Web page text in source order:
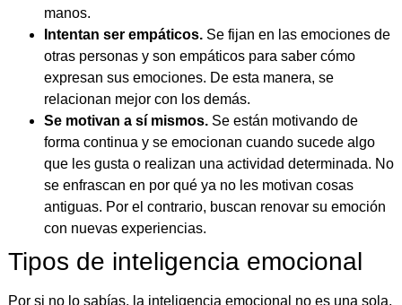
manos.
Intentan ser empáticos. Se fijan en las emociones de
otras personas y son empáticos para saber cómo
expresan sus emociones. De esta manera, se
relacionan mejor con los demás.
Se motivan a sí mismos. Se están motivando de
forma continua y se emocionan cuando sucede algo
que les gusta o realizan una actividad determinada. No
se enfrascan en por qué ya no les motivan cosas
antiguas. Por el contrario, buscan renovar su emoción
con nuevas experiencias.
Tipos de inteligencia emocional
Por si no lo sabías, la inteligencia emocional no es una sola,